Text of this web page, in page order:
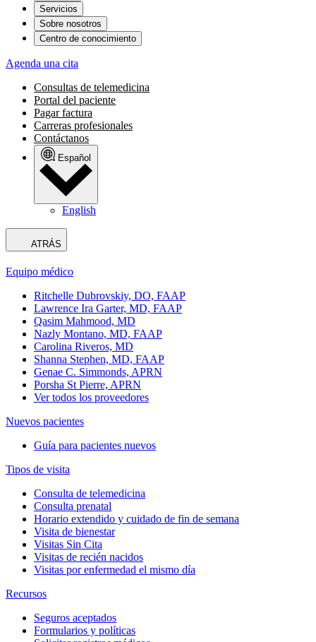
Servicios
Sobre nosotros
Centro de conocimiento
Agenda una cita
Consultas de telemedicina
Portal del paciente
Pagar factura
Carreras profesionales
Contáctanos
Español
English
ATRÁS
Equipo médico
Ritchelle Dubrovskiy, DO, FAAP
Lawrence Ira Garter, MD, FAAP
Qasim Mahmood, MD
Nazly Montano, MD, FAAP
Carolina Riveros, MD
Shanna Stephen, MD, FAAP
Genae C. Simmonds, APRN
Porsha St Pierre, APRN
Ver todos los proveedores
Nuevos pacientes
Guía para pacientes nuevos
Tipos de visita
Consulta de telemedicina
Consulta prenatal
Horario extendido y cuidado de fin de semana
Visita de bienestar
Visitas Sin Cita
Visitas de recién nacidos
Visitas por enfermedad el mismo día
Recursos
Seguros aceptados
Formularios y políticas